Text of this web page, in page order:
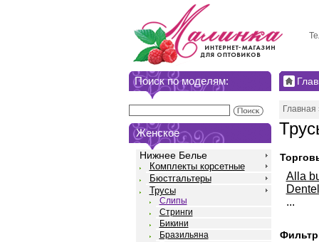
Поиск по моделям:
Женское
Нижнее Белье
Комплекты корсетные
Бюстгальтеры
Трусы
Слипы
Стринги
Бикини
Бразильяна
Главная
Alla
...